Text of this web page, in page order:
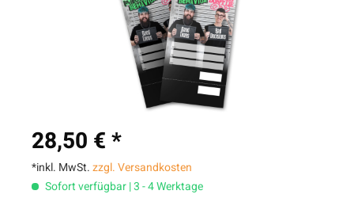
28,50 € *
*inkl. MwSt.zzgl. Versandkosten
Sofort verfügbar | 3 - 4 Werktage